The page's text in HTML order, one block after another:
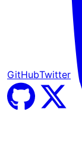
GitHubTwitter